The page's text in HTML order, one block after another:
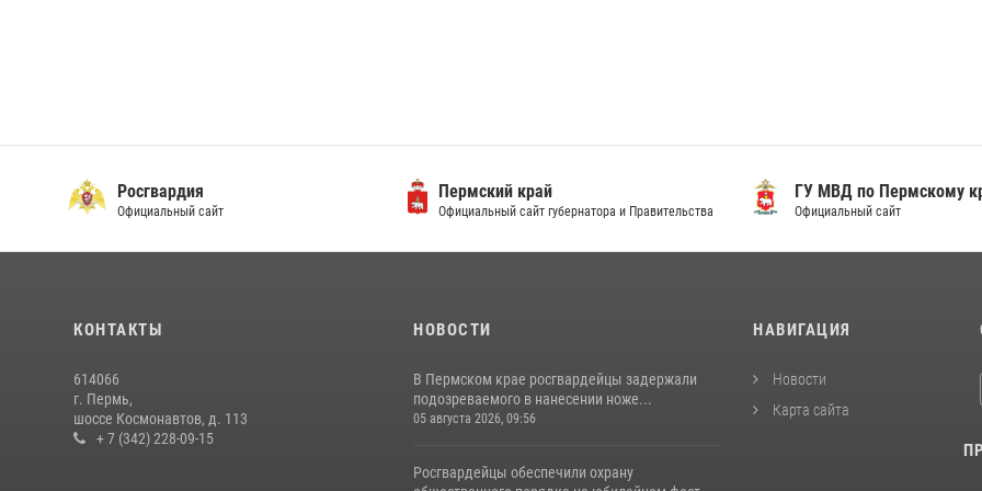
Росгвардия
Официальный сайт
Пермский край
Официальный сайт губернатора и Правительства
ГУ МВД по Пермскому
Официальный сайт
КОНТАКТЫ
614066
г. Пермь,
шоссе Космонавтов, д. 113
+ 7 (342) 228-09-15
НОВОСТИ
В Пермском крае росгвардейцы задержали
подозреваемого в нанесении ноже...
05 августа 2026, 09:56
Росгвардейцы обеспечили охрану
НАВИГАЦИЯ
Новости
Карта сайта